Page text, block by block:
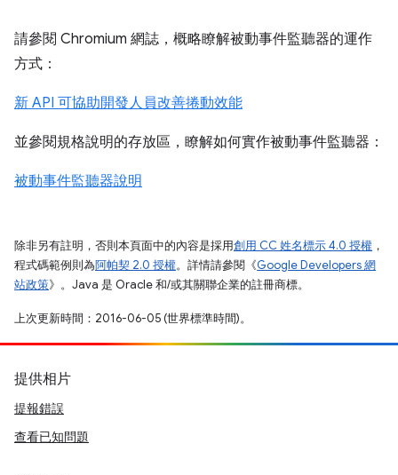
請參閱 Chromium 網誌，概略瞭解被動事件監聽器的運作
方式：
新 API 可協助開發人員改善捲動效能
並參閱規格說明的存放區，瞭解如何實作被動事件監聽器：
被動事件監聽器說明
除非另有註明，否則本頁面中的內容是採用創用 CC 姓名標示 4.0 授權 ，
程式碼範例則為阿帕契 2.0 授權。詳情請參閱《Google Developers 網
站政策》。Java 是 Oracle 和/或其關聯企業的註冊商標。
上次更新時間：2016-06-05 (世界標準時間)。
提供相片
提報錯誤
查看已知問題